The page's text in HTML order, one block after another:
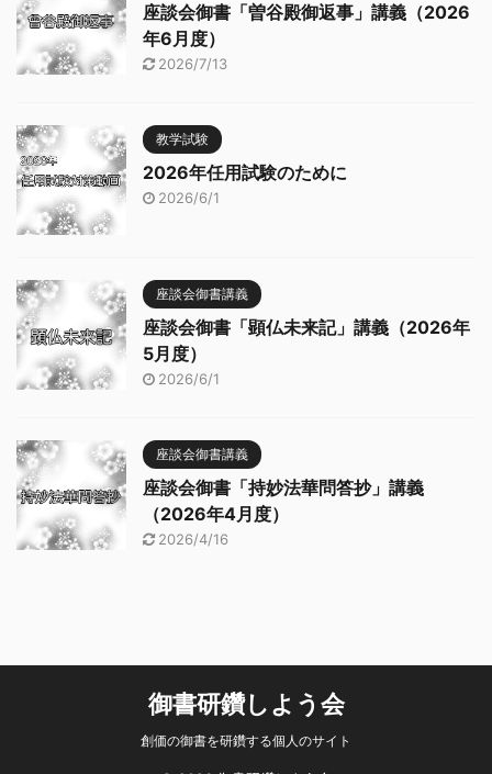
座談会御書「曽谷殿御返事」講義（2026
年6月度）
2026/7/13
教学試験
2026年任用試験のために
2026/6/1
座談会御書講義
座談会御書「顕仏未来記」講義（2026年
5月度）
2026/6/1
座談会御書講義
座談会御書「持妙法華問答抄」講義
（2026年4月度）
2026/4/16
御書研鑽しよう会
創価の御書を研鑽する個人のサイト